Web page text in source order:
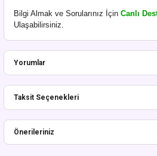
Bilgi Almak ve Sorularınız İçin Canlı
Ulaşabilirsiniz.
Yorumlar
Bu ürüne ilk yorumu
Taksit Seçenekleri
Önerileriniz